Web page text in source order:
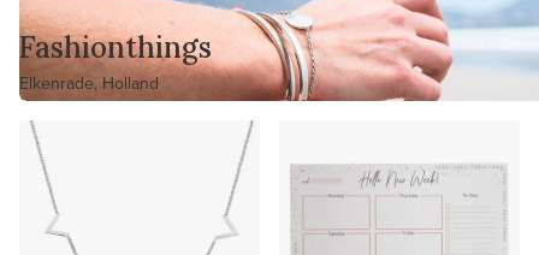
Fashionthings
Elkenrade, Holland